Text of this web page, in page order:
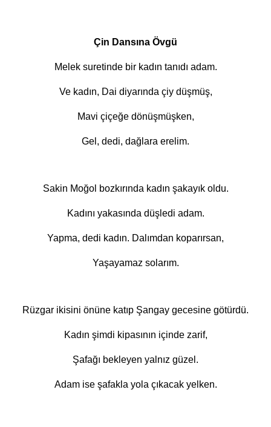
Çin Dansına Övgü
Melek suretinde bir kadın tanıdı adam.
Ve kadın, Dai diyarında çiy düşmüş,
Mavi çiçeğe dönüşmüşken,
Gel, dedi, dağlara erelim.
Sakin Moğol bozkırında kadın şakayık oldu.
Kadını yakasında düşledi adam.
Yapma, dedi kadın. Dalımdan koparırsan,
Yaşayamaz solarım.
Rüzgar ikisini önüne katıp Şangay gecesine götürdü.
Kadın şimdi kipasının içinde zarif,
Şafağı bekleyen yalnız güzel.
Adam ise şafakla yola çıkacak yelken.